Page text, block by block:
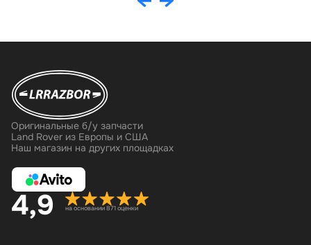
Оригинальные б/у запчасти
Land Rover из Европы и США
Наш магазин на других площадках
4,9 на основании 871 оценки